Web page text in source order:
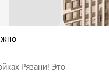
Рязани! Это